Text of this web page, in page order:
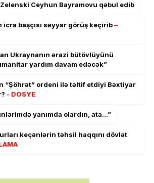
Ceyhun Bayramovu qəbul edib
icra başçısı səyyar görüş keçirib–
Ukraynanın ərazi bütövlüyünü
yardım davam edəcək”
“Şöhrət” ordeni ilə təltif etdiyi Bəxtiyar
- DOSYE
yanımda olardın, ata…”
keçənlərin təhsil haqqını dövlət